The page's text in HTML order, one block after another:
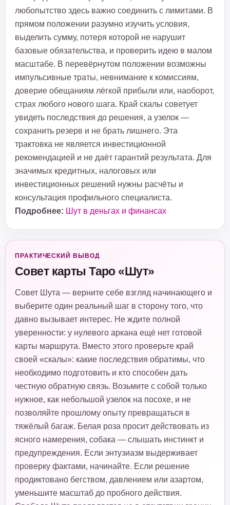
любопытство здесь важно соединить с лимитами. В
прямом положении разумно изучить условия,
выделить сумму, потеря которой не нарушит
базовые обязательства, и проверить идею в малом
масштабе. В перевёрнутом положении возможны
импульсивные траты, невнимание к комиссиям,
доверие обещаниям лёгкой прибыли или, наоборот,
страх любого нового шага. Край скалы советует
увидеть последствия до решения, а узелок —
сохранить резерв и не брать лишнего. Эта
трактовка не является инвестиционной
рекомендацией и не даёт гарантий результата. Для
значимых кредитных, налоговых или
инвестиционных решений нужны расчёты и
консультация профильного специалиста.
Подробнее: Шут в деньгах и финансах
ПРАКТИЧЕСКИЙ ВЫВОД
Совет карты Таро «Шут»
Совет Шута — верните себе взгляд начинающего и
выберите один реальный шаг в сторону того, что
давно вызывает интерес. Не ждите полной
уверенности: у нулевого аркана ещё нет готовой
карты маршрута. Вместо этого проверьте край
своей «скалы»: какие последствия обратимы, что
необходимо подготовить и кто способен дать
честную обратную связь. Возьмите с собой только
нужное, как небольшой узелок на посохе, и не
позволяйте прошлому опыту превращаться в
тяжёлый багаж. Белая роза просит действовать из
ясного намерения, собака — слышать инстинкт и
предупреждения. Если энтузиазм выдерживает
проверку фактами, начинайте. Если решение
продиктовано бегством, давлением или азартом,
уменьшите масштаб до пробного действия.